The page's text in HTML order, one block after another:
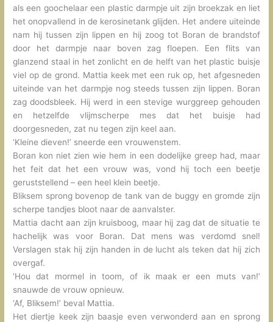
als een goochelaar een plastic darmpje uit zijn broekzak en liet
het onopvallend in de kerosinetank glijden. Het andere uiteinde
nam hij tussen zijn lippen en hij zoog tot Boran de brandstof
door het darmpje naar boven zag floepen. Een flits van
glanzend staal in het zonlicht en de helft van het plastic buisje
viel op de grond. Mattia keek met een ruk op, het afgesneden
uiteinde van het darmpje nog steeds tussen zijn lippen. Boran
zag doodsbleek. Hij werd in een stevige wurggreep gehouden
en hetzelfde vlijmscherpe mes dat het buisje had
doorgesneden, zat nu tegen zijn keel aan.
‘Kleine dieven!’ sneerde een vrouwenstem.
Boran kon niet zien wie hem in een dodelijke greep had, maar
het feit dat het een vrouw was, vond hij toch een beetje
geruststellend – een heel klein beetje.
Bliksem sprong bovenop de tank van de buggy en gromde zijn
scherpe tandjes bloot naar de aanvalster.
Mattia dacht aan zijn kruisboog, maar hij zag dat de situatie te
hachelijk was voor Boran. Dat mens was verdomd snel!
Verslagen stak hij zijn handen in de lucht als teken dat hij zich
overgaf.
‘Hou dat mormel in toom, of ik maak er een muts van!’
snauwde de vrouw opnieuw.
‘Af, Bliksem!’ beval Mattia.
Het diertje keek zijn baasje even verwonderd aan en sprong